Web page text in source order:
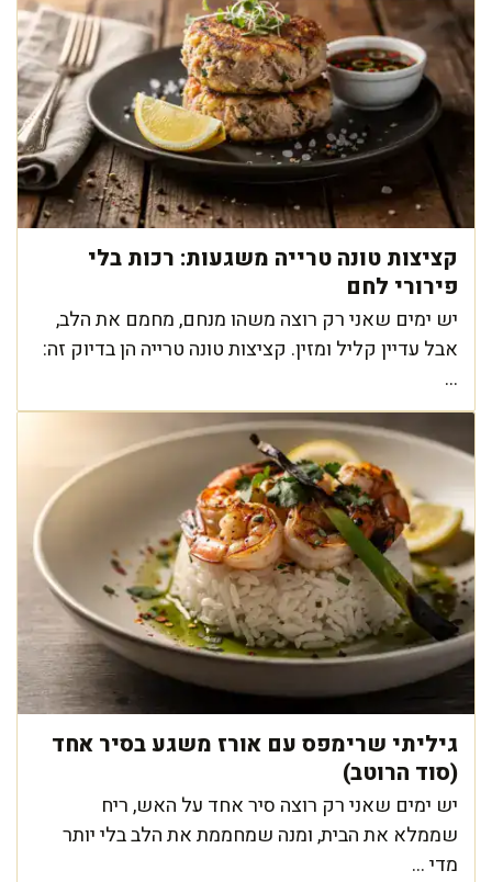
קציצות טונה טרייה משגעות: רכות בלי
פירורי לחם
יש ימים שאני רק רוצה משהו מנחם, מחמם את הלב,
אבל עדיין קליל ומזין. קציצות טונה טרייה הן בדיוק זה:
...
גיליתי שרימפס עם אורז משגע בסיר אחד
(סוד הרוטב)
יש ימים שאני רק רוצה סיר אחד על האש, ריח
שממלא את הבית, ומנה שמחממת את הלב בלי יותר
מדי ...